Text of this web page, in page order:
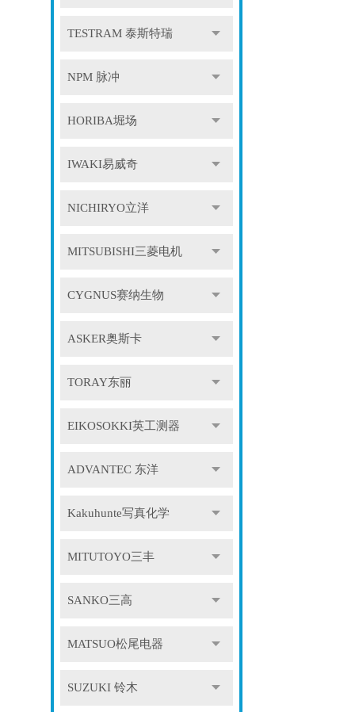
TESTRAM 泰斯特瑞
NPM 脉冲
HORIBA堀场
IWAKI易威奇
NICHIRYO立洋
MITSUBISHI三菱电机
CYGNUS赛纳生物
ASKER奥斯卡
TORAY东丽
EIKOSOKKI英工测器
ADVANTEC 东洋
Kakuhunte写真化学
MITUTOYO三丰
SANKO三高
MATSUO松尾电器
SUZUKI 铃木